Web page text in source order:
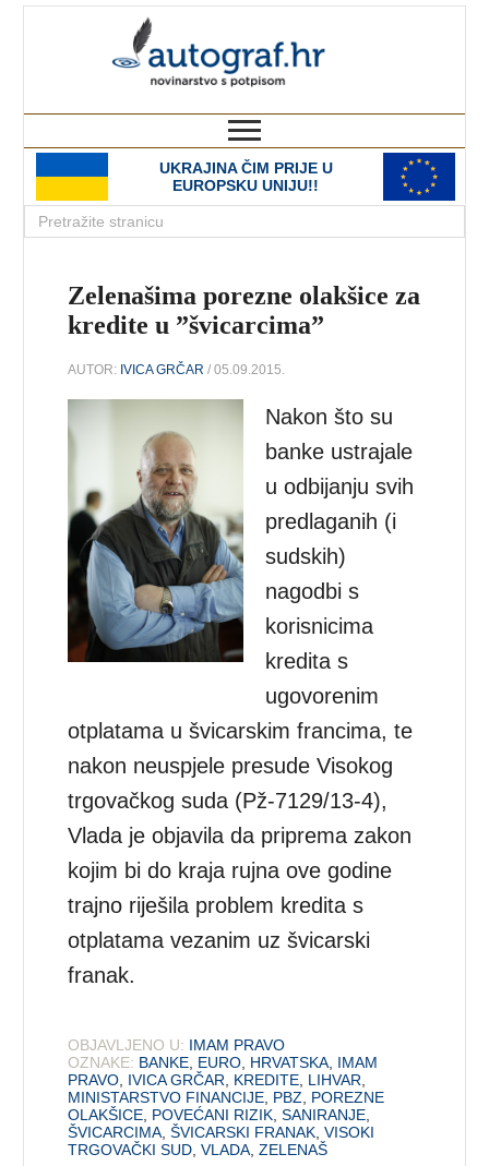
UKRAJINA ČIM PRIJE U
EUROPSKU UNIJU!!
Zelenašima porezne olakšice za
kredite u ”švicarcima”
AUTOR: IVICA GRČAR / 05.09.2015.
Nakon što su
banke ustrajale
u odbijanju svih
predlaganih (i
sudskih)
nagodbi s
korisnicima
kredita s
ugovorenim
otplatama u švicarskim francima, te
nakon neuspjele presude Visokog
trgovačkog suda (Pž-7129/13-4),
Vlada je objavila da priprema zakon
kojim bi do kraja rujna ove godine
trajno riješila problem kredita s
otplatama vezanim uz švicarski
franak.
OBJAVLJENO U: IMAM PRAVO
OZNAKE: BANKE EURO HRVATSKA IMAM
PRAVO IVICA GRČAR KREDITE LIHVAR
MINISTARSTVO FINANCIJE PBZ
POREZNE
OLAKŠICE POVEĆANI RIZIK ,SANIRANJE
ŠVICARCIMA ,ŠVICARSKI FRANAK ,VISOKI
TRGOVAČKI SUD ,VLADA ,ZELENAŠ